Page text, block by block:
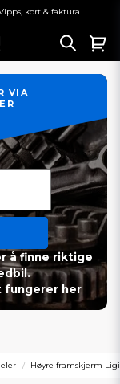
kort & faktura
VIA
å finne riktige
fungerer her
Høyre framskjerm